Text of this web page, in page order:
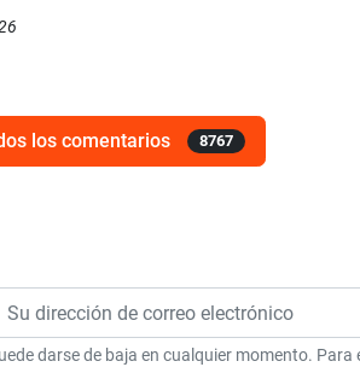
los comentarios 8767
darse de baja en cualquier momento.